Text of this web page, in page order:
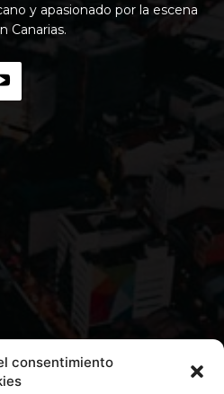
consentimiento
y apasionado por la escena
Canarias.